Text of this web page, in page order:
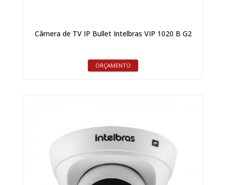
Câmera de TV IP Bullet Intelbras VIP 1020 B G2
ORÇAMENTO